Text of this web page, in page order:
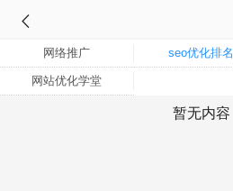
网络推广 seo优化排名
网站优化学堂
暂无内容